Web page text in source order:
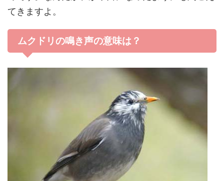
てきますよ。
ムクドリの鳴き声の意味は？